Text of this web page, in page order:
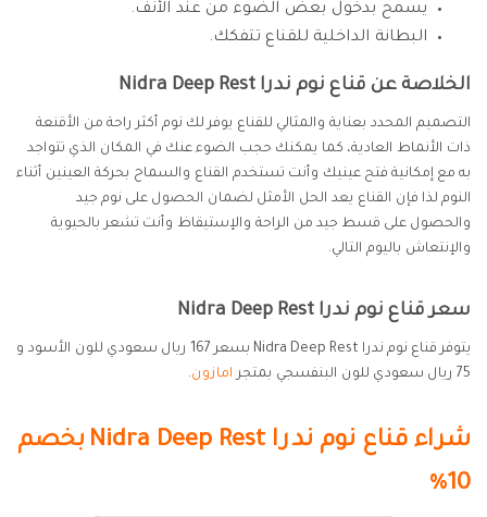
يسمح بدخول بعض الضوء من عند الأنف.
البطانة الداخلية للقناع تتفكك.
الخلاصة عن قناع نوم ندرا Nidra Deep Rest
التصميم المحدد بعناية والمثالي للقناع يوفر لك نوم أكثر راحة من الأقنعة
ذات الأنماط العادية، كما يمكنك حجب الضوء عنك في المكان الذي تتواجد
به مع إمكانية فتح عينيك وأنت تستخدم القناع والسماح بحركة العينين أثناء
النوم لذا فإن القناع يعد الحل الأمثل لضمان الحصول على نوم جيد
والحصول على قسط جيد من الراحة والإستيقاظ وأنت تشعر بالحيوية
والإنتعاش باليوم التالي.
سعر قناع نوم ندرا Nidra Deep Rest
يتوفر قناع نوم ندرا Nidra Deep Rest بسعر 167 ريال سعودي للون الأسود و
75 ريال سعودي للون البنفسجي بمتجر
امازون.
شراء قناع نوم ندرا Nidra Deep Rest
بخصم
10%